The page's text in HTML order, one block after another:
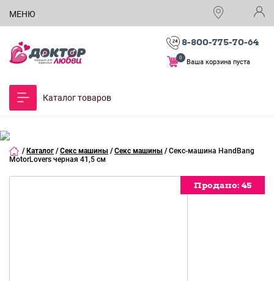
МЕНЮ
8-800-775-70-64
Ваша корзина пуста
0
Каталог товаров
/ Каталог / Секс машины / Секс машины / Секс-машина HandBang
MotorLovers черная 41,5 см
Продано: 45
Продано: 45
Продано: 45
Продано: 45
Продано: 45
Продано: 45
Продано: 45
Продано: 45
Продано: 45
Продано: 45
Продано: 45
Продано: 45